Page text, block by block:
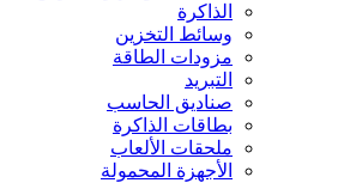
الذاكرة
وسائط التخزين
مزودات الطاقة
التبريد
صناديق الحاسب
بطاقات الذاكرة
ملحقات الألعاب
الأجهزة المحمولة